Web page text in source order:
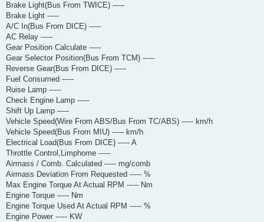
Brake Light(Bus From TWICE) -----
Brake Light -----
A/C In(Bus From DICE) -----
AC Relay -----
Gear Position Calculate -----
Gear Selector Position(Bus From TCM) -----
Reverse Gear(Bus From DICE) -----
Fuel Consumed -----
Ruise Lamp -----
Check Engine Lamp -----
Shift Up Lamp -----
Vehicle Speed(Wire From ABS/Bus From TC/ABS) ----- km/h
Vehicle Speed(Bus From MIU) ----- km/h
Electrical Load(Bus From DICE) ----- A
Throttle Control,Limphome -----
Airmass / Comb. Calculated ----- mg/comb
Airmass Deviation From Requested ----- %
Max Engine Torque At Actual RPM ----- Nm
Engine Torque ----- Nm
Engine Torque Used At Actual RPM ----- %
Engine Power ----- KW